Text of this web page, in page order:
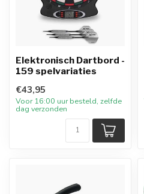
Elektronisch Dartbord -
159 spelvariaties
€43,95
Voor 16:00 uur besteld, zelfde
dag verzonden